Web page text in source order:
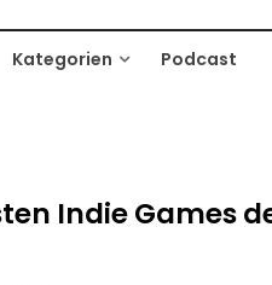
Kategorien Podcast
Indie Games